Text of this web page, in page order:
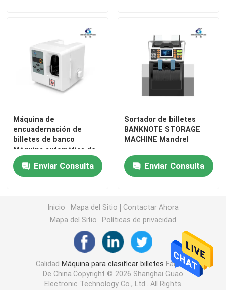
Solicitar una cotización
Máquina para clasificar billetes
Contador de billetes
máquina de encuadernación de billetes
Máquina para atar billetes
Otros productos bancarios
Máquina de reciclaje de efectivo
Máquina de
encuadernación de
billetes de banco
Máquina automática de
encuadernación de
billetes de banco
encuadernación de tiras
Máquina de
encuadernación de
paquetes de billetes de
Enviar Consulta
Sortador de billetes
BANKNOTE STORAGE
MACHINE Mandrel
Enviar Consulta
Inicio Mapa del Sitio
Contactar Ahora
Mapa del Sitio
Políticas de privacidad
Calidad Máquina para clasificar billetes Fábrica
De China.Copyright © 2026 Shanghai Guao
Electronic Technology Co., Ltd.. All Rights